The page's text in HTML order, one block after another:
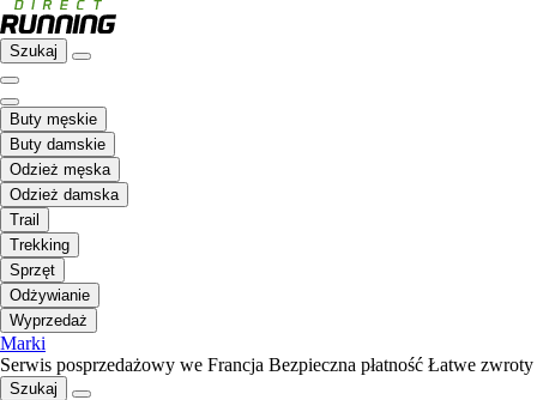
Szukaj
Buty męskie
Buty damskie
Odzież męska
Odzież damska
Trail
Trekking
Sprzęt
Odżywianie
Wyprzedaż
Marki
Serwis posprzedażowy we Francja Bezpieczna płatność Łatwe zwroty
Szukaj